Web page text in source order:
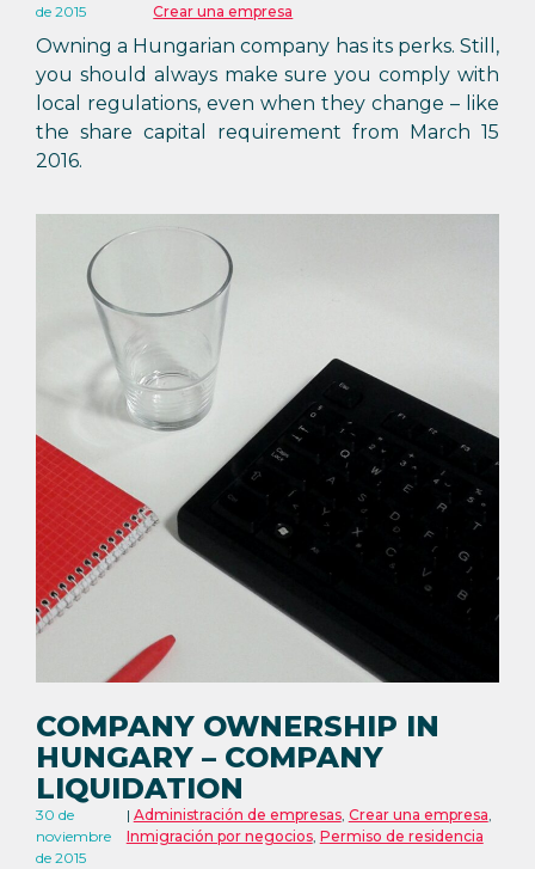
de 2015
Crear una empresa
Owning a Hungarian company has its perks. Still,
you should always make sure you comply with
local regulations, even when they change – like
the share capital requirement from March 15
2016.
COMPANY OWNERSHIP IN
HUNGARY – COMPANY
LIQUIDATION
30 de
noviembre
de 2015
Administración de empresas, Crear una empresa,
Inmigración por negocios, Permiso de residencia